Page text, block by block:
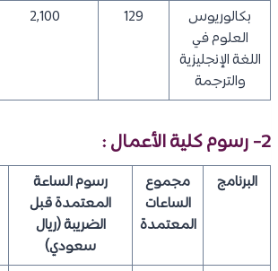
بكالوريوس
العلوم في
اللغة الإنجليزية
والترجمة
129
2,100
2- رسوم كلية الأعمال :
البرنامج
مجموع
الساعات
المعتمدة
رسوم الساعة
المعتمدة قبل
الضريبة(ريال
سعودي)